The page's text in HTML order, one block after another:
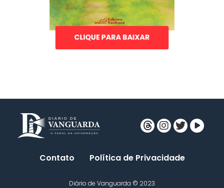
Contato Política de Privacidade
Diário de Vanguarda © 2023